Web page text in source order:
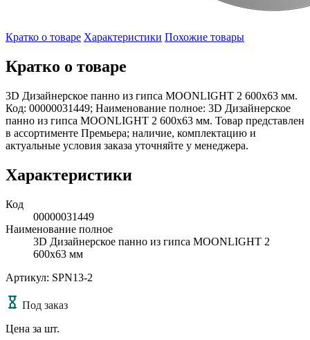
Кратко о товаре Характеристики Похожие товары
Кратко о товаре
3D Дизайнерское панно из гипса MOONLIGHT 2 600x63 мм.
Код: 00000031449; Наименование полное: 3D Дизайнерское
панно из гипса MOONLIGHT 2 600x63 мм. Товар представлен
в ассортименте Премьера; наличие, комплектацию и
актуальные условия заказа уточняйте у менеджера.
Характеристики
Код
00000031449
Наименование полное
3D Дизайнерское панно из гипса MOONLIGHT 2
600x63 мм
Артикул: SPN13-2
Под заказ
Цена за шт.